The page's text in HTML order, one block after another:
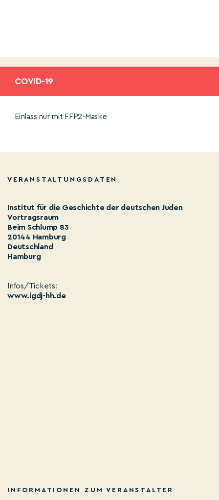
COVID-19
Einlass nur mit FFP2-Maske
VERANSTALTUNGSDATEN
Institut für die Geschichte der deutschen Juden
Vortragsraum
Beim Schlump 83
20144 Hamburg
Deutschland
Hamburg
Infos/Tickets:
www.igdj-hh.de
INFORMATIONEN ZUM VERANSTALTER